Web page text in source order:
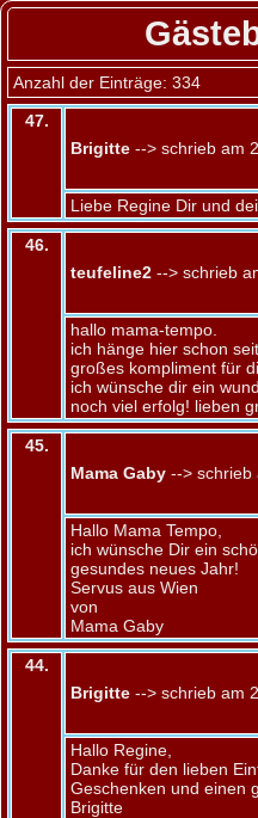
Anzahl der Einträge: 334
47.
Brigitte --> schrieb am
Liebe Regine Dir und
46.
teufeline2 --> schrieb
hallo mama-tempo.
ich hänge hier schon
großes kompliment für
ich wünsche dir ein
noch viel erfolg! lieben
45.
Mama Gaby --> schrieb
Hallo Mama Tempo,
ich wünsche Dir ein
gesundes neues Jahr!
Servus aus Wien
von
Mama Gaby
44.
Brigitte --> schrieb am
Hallo Regine,
Danke für den lieben
Geschenken und einen
Brigitte